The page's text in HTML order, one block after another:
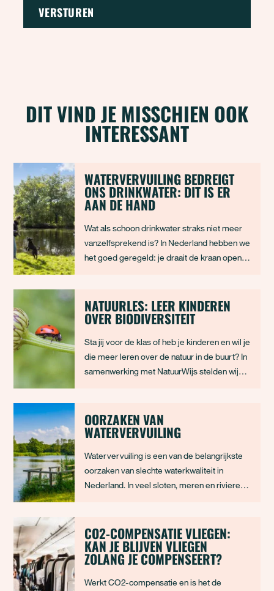
DIT VIND JE MISSCHIEN OOK
INTERESSANT
WATERVERVUILING BEDREIGT
ONS DRINKWATER: DIT IS ER
AAN DE HAND
Wat als schoon drinkwater straks niet meer
vanzelfsprekend is? In Nederland hebben we
het goed geregeld: je draait de kraan open
dat drinkwater steeds meer vervuilt. De
vervuiling van grond- en oppervlaktewater
NATUURLES: LEER KINDEREN
OVER BIODIVERSITEIT
Sta jij voor de klas of heb je kinderen en wil je
die meer leren over de natuur in de buurt? In
samenwerking met NatuurWijs stelden wij
hoe belangrijk die zijn voor een gezonde
omgeving.
OORZAKEN VAN
WATERVERVUILING
Watervervuiling is een van de belangrijkste
oorzaken van slechte waterkwaliteit in
Nederland. In veel sloten, meren en rivieren
water, algenbloei of dode vissen. Vaak is
vervuiling minder zichtbaar, maar minst
CO2-COMPENSATIE VLIEGEN:
KAN JE BLIJVEN VLIEGEN
ZOLANG JE COMPENSEERT?
Werkt CO2-compensatie en is het de